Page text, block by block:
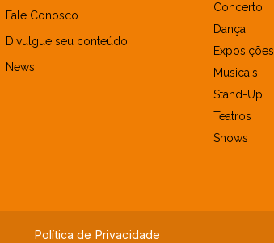
Fale Conosco
Divulgue seu conteúdo
News
Concerto
Dança
Exposições
Musicais
Stand-Up
Teatros
Shows
Política de Privacidade